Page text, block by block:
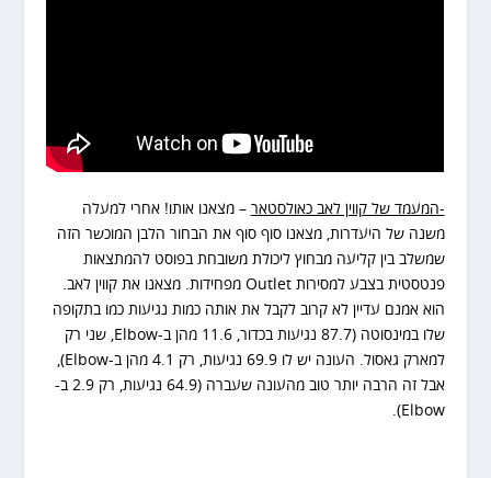
-המעמד של קווין לאב כאולסטאר – מצאנו אותו! אחרי למעלה
משנה של היעדרות, מצאנו סוף סוף את הבחור הלבן המוכשר הזה
שמשלב בין קליעה מבחוץ ליכולת משובחת בפוסט להמתצאות
פנטסטית בצבע למסירות Outlet מפחידות. מצאנו את קווין לאב.
הוא אמנם עדיין לא קרוב לקבל את אותה כמות נגיעות כמו בתקופה
שלו במינסוטה (87.7 נגיעות בכדור, 11.6 מהן ב-Elbow, שני רק
למארק גאסול. העונה יש לו 69.9 נגיעות, רק 4.1 מהן ב-Elbow),
אבל זה הרבה יותר טוב מהעונה שעברה (64.9 נגיעות, רק 2.9 ב-
Elbow).